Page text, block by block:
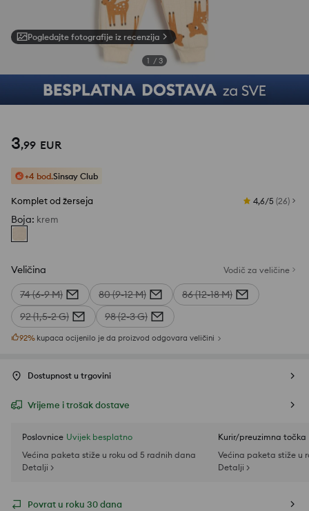
Pogledajte fotografije iz recenzija
1 / 3
3,99 EUR
+4 bod.Sinsay Club
Komplet od žerseja 4,6/5 (26)
Boja: krem
Veličina Vodič za veličine
74 (6-9 M) 80 (9-12 M)
86 (12-18 M)
92 (1,5-2 G)
98 (2-3 G)
92% kupaca ocijenilo je da proizvod odgovara veličini
Dostupnost u trgovini
Vrijeme i trošak dostave
Poslovnice Uvijek besplatno
Većina paketa stiže u roku od 5 radnih dana
Detalji >
Kurir/preuzimna točka
Većina paketa stiže u
Detalji >
Povrat u roku 30 dana